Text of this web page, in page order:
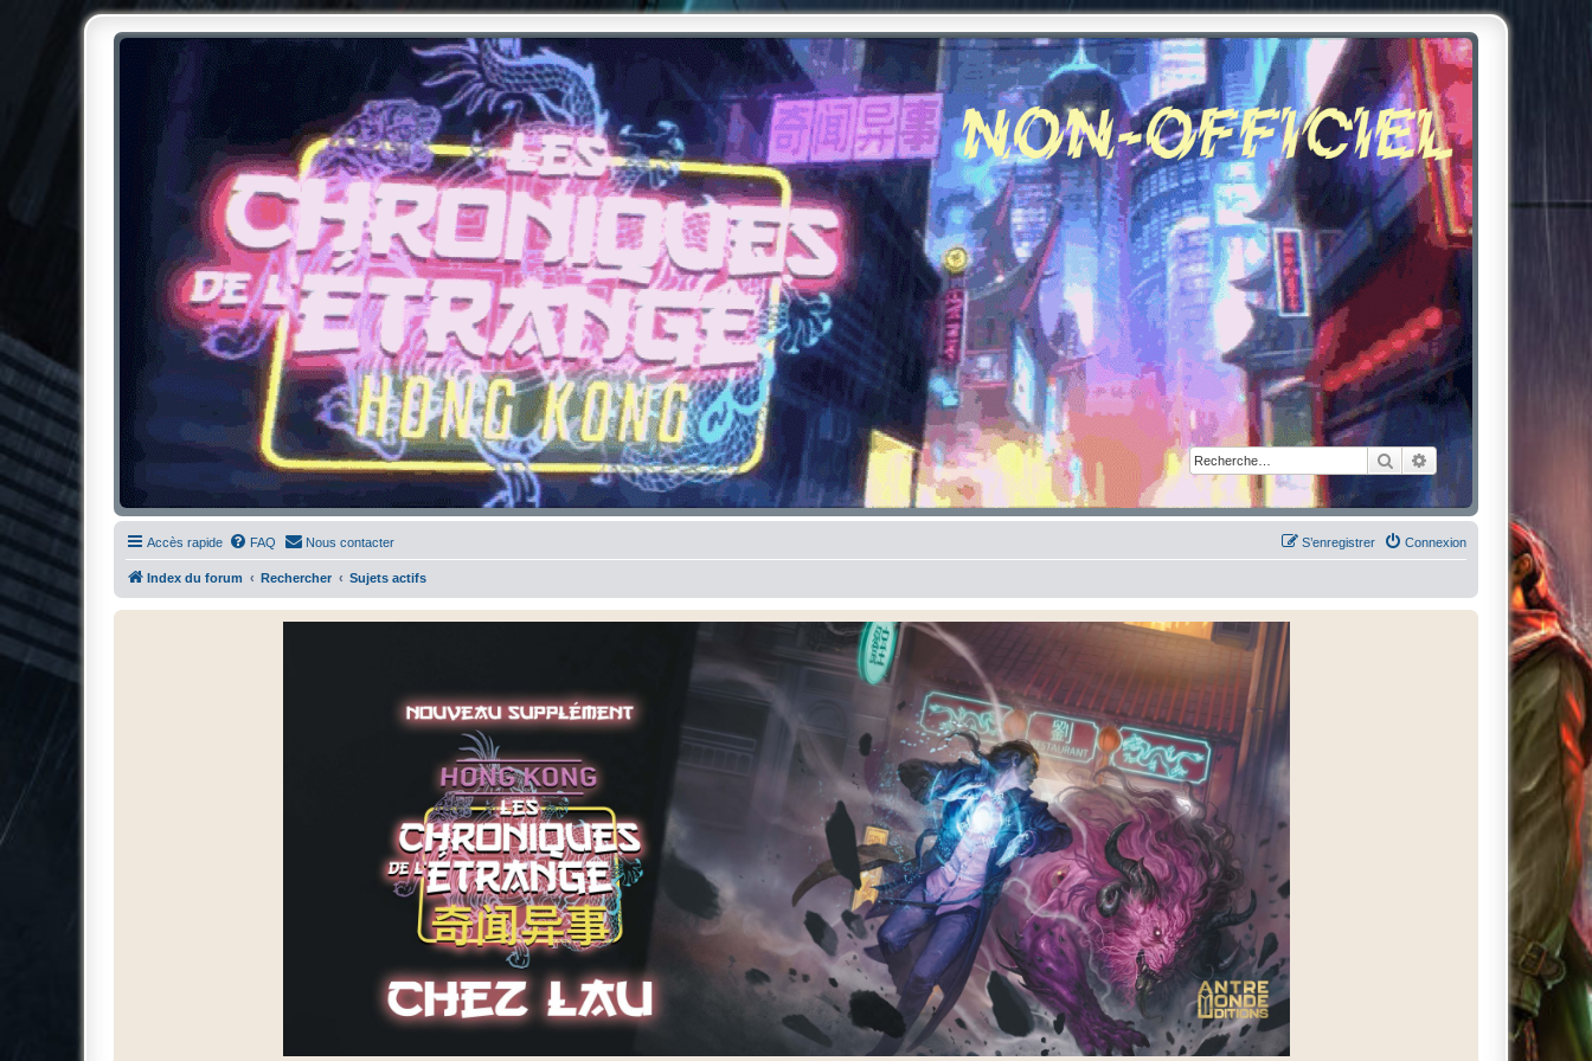
RechercherRecherche avancée
Chroniques de l'Étrange NO
Pour les amateurs des Chroniques de l'Étrange
Accès rapide FAQ Nous contacter Connexion
S’enregistrer
Index du forum Rechercher Sujets actifs